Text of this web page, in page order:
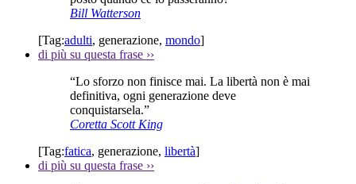
Bill Watterson
[Tag:adulti, generazione, mondo]
di più su questa frase ››
“Lo sforzo non finisce mai. La libertà non è mai
definitiva, ogni generazione deve
conquistarsela.”
Coretta Scott King
[Tag:fatica, generazione, libertà]
di più su questa frase ››